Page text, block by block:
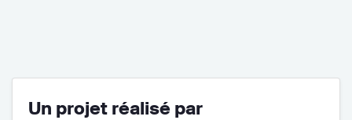
Un projet réalisé par